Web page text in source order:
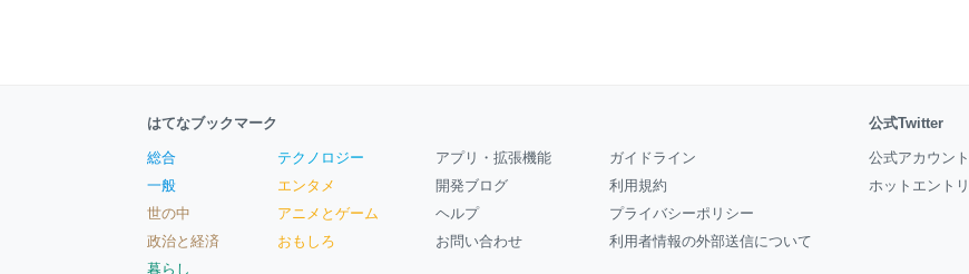
はてなブックマーク
総合
一般
世の中
政治と経済
暮らし
テクノロジー
エンタメ
アニメとゲーム
おもしろ
アプリ・拡張機能
開発ブログ
ヘルプ
お問い合わせ
ガイドライン
利用規約
プライバシーポリシー
利用者情報の外部送信について
公式Twitter
公式アカウント
ホットエント